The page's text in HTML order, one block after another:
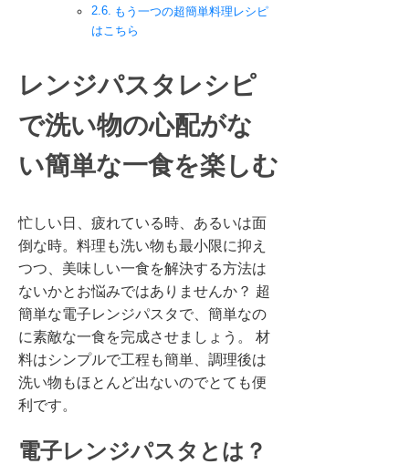
もう一つの超簡単料理レシピ
はこちら
レンジパスタレシピ
で洗い物の心配がな
い簡単な一食を楽しむ
忙しい日、疲れている時、あるいは面
倒な時。料理も洗い物も最小限に抑え
つつ、美味しい一食を解決する方法は
ないかとお悩みではありませんか？ 超
簡単な電子レンジパスタで、簡単なの
に素敵な一食を完成させましょう。 材
料はシンプルで工程も簡単、調理後は
洗い物もほとんど出ないのでとても便
利です。
電子レンジパスタとは？